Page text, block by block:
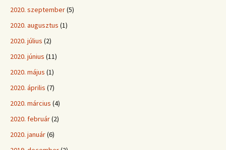
2020. szeptember(5)
2020. augusztus (1)
2020. július (2)
2020. június (11)
2020. május (1)
2020. április (7)
2020. március (4)
2020. február(2)
2020. január(6)